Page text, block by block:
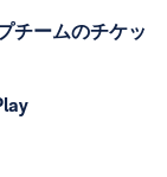
チームのチケッ